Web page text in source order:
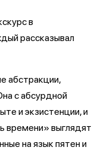
в
рассказывал
абстракции,
с абсурдной
и экзистенции, и
времени» выглядят
на язык пятен и